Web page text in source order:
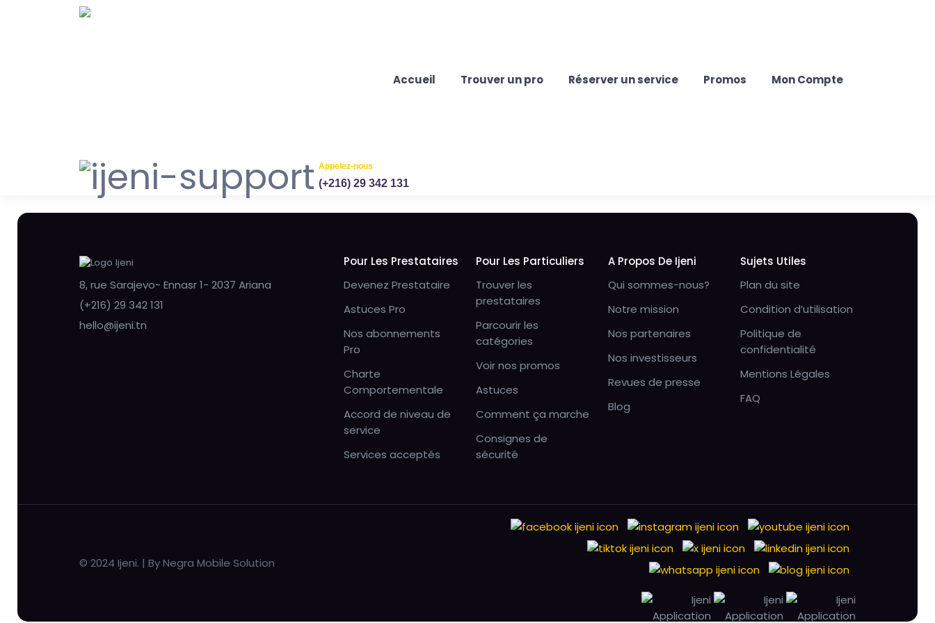
Accueil Trouver un pro Réserver un service Promos Mon Compte
Appelez-nous
(+216) 29 342 131
8, rue Sarajevo- Ennasr 1- 2037 Ariana
(+216) 29 342 131
hello@ijeni.tn
Pour Les Prestataires
Devenez Prestataire
Astuces Pro
Nos abonnements
Pro
Charte
Comportementale
Accord de niveau de
service
Services acceptés
Pour Les Particuliers
Trouver les
prestataires
Parcourir les
catégories
Voir nos promos
Astuces
Comment ça marche
Consignes de
sécurité
A Propos De Ijeni
Qui sommes-nous?
Notre mission
Nos partenaires
Nos investisseurs
Revues de presse
Blog
Sujets Utiles
Plan du site
Condition d’utilisation
Politique de
confidentialité
Mentions Légales
FAQ
© 2024 Ijeni. | By Negra Mobile Solution